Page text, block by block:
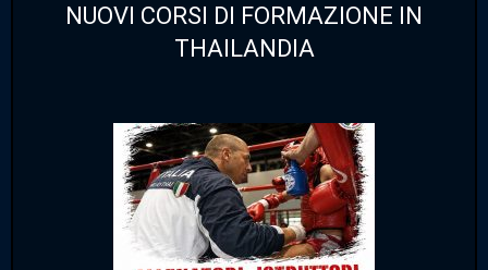
NUOVI CORSI DI FORMAZIONE IN
THAILANDIA